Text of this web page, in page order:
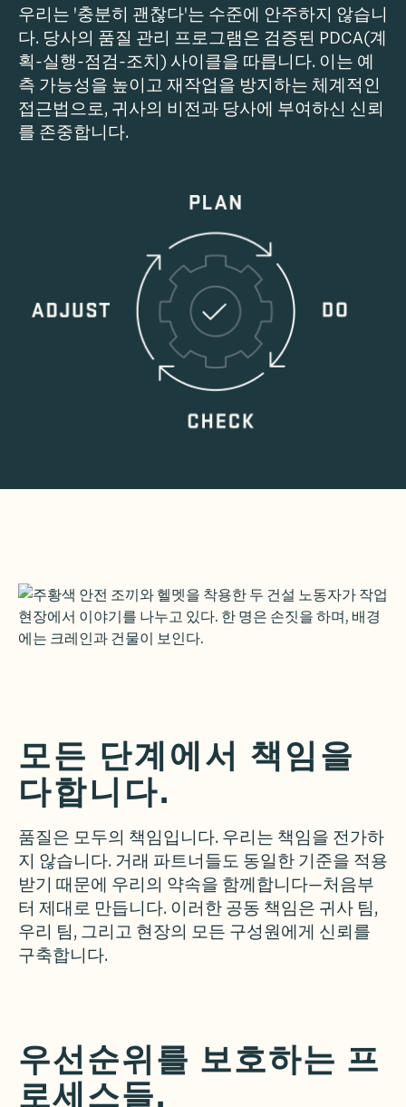
우리는 '충분히 괜찮다'는 수준에 안주하지 않습니
다. 당사의 품질 관리 프로그램은 검증된 PDCA(계
획-실행-점검-조치) 사이클을 따릅니다. 이는 예
측 가능성을 높이고 재작업을 방지하는 체계적인
접근법으로, 귀사의 비전과 당사에 부여하신 신뢰
를 존중합니다.
모든 단계에서 책임을
다합니다.
품질은 모두의 책임입니다. 우리는 책임을 전가하
지 않습니다. 거래 파트너들도 동일한 기준을 적용
받기 때문에 우리의 약속을 함께합니다—처음부
터 제대로 만듭니다. 이러한 공동 책임은 귀사 팀,
우리 팀, 그리고 현장의 모든 구성원에게 신뢰를
구축합니다.
우선순위를 보호하는 프
로세스들.